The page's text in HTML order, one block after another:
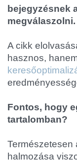
bejegyzésnek
megválaszolni.
A cikk
hasznos,
Fontos, hogy
tartalomban?
Természetesen
halmozása